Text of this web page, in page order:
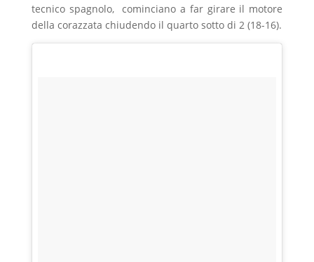
tecnico spagnolo, cominciano a far girare il motore
della corazzata chiudendo il quarto sotto di 2 (18-16).